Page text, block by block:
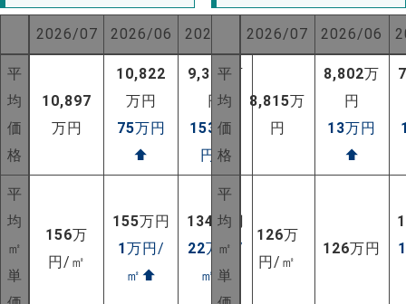
NEW!
2026/07 2026/06 2025/07
平
均
価
格
10,897
万円
10,822
万円
75万円
⬆
9,367万
円
1530万
円 ⬆
平
均
㎡
単
156万
円/㎡
155万円
1万円/
㎡ ⬆
134 万円
22万円/
㎡ ⬆
2026/07 2026/06
平
均
価
格
8,815万
円
8,802万
円
13万円
⬆
平
均
㎡
単
126万
円/㎡
126万円